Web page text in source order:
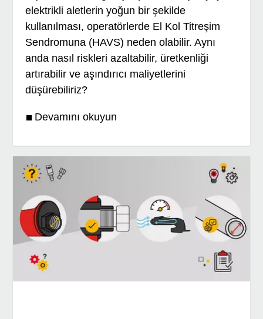
elektrikli aletlerin yoğun bir şekilde
kullanılması, operatörlerde El Kol Titreşim
Sendromuna (HAVS) neden olabilir. Aynı
anda nasıl riskleri azaltabilir, üretkenliği
artırabilir ve aşındırıcı maliyetlerini
düşürebiliriz?
Devamını okuyun